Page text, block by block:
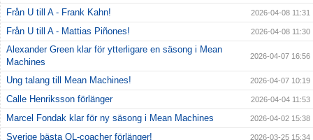
Från U till A - Frank Kahn! 2026-04-08 11:31
Från U till A - Mattias Piñones! 2026-04-08 11:30
Alexander Green klar för ytterligare en säsong i Mean
Machines
2026-04-07 16:56
Ung talang till Mean Machines! 2026-04-07 10:19
Calle Henriksson förlänger 2026-04-04 11:53
Marcel Fondak klar för ny säsong i Mean Machines 2026-04-02 15:38
Sverige bästa OL-coacher förlänger! 2026-03-25 15:34